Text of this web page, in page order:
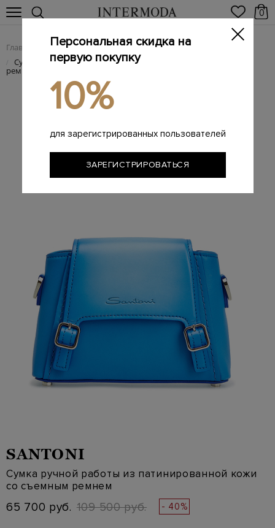
0
Главная Женщинам
/ Сумка ручной работы из патинированной кожи со съемным
ремнем
SANTONI
Сумка ручной работы из патинированной кожи
со съемным ремнем
65 700 руб. 109 500 руб. - 40%
Персональная скидка на
первую покупку
10%
для зарегистрированных пользователей
ЗАРЕГИСТРИРОВАТЬСЯ